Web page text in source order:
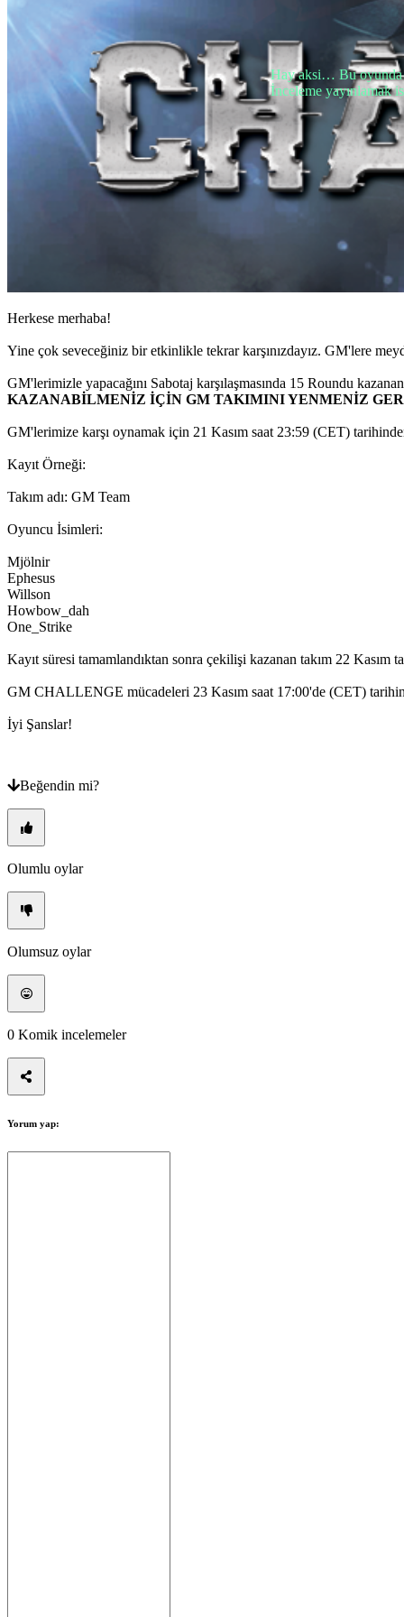
TR
Forumlar
Herkese merhaba!
Yine çok seveceğiniz bir etkinlikle tekrar karşınızdayız. GM'lere
GM'lerimizle yapacağını Sabotaj karşılaşmasında 15 Roundu
KAZANABİLMENİZ İÇİN GM TAKIMINI YENMENİZ
GM'lerimize karşı oynamak için 21 Kasım saat 23:59 (CET)
Kayıt Örneği:
Takım adı: GM Team
Oyuncu İsimleri:
Mjölnir
Ephesus
Willson
Howbow_dah
One_Strike
Kayıt süresi tamamlandıktan sonra çekilişi kazanan takım 22 Kasım
GM CHALLENGE mücadeleri 23 Kasım saat 17:00'de (CET)
İyi Şanslar!
Beğendin mi?
Olumlu oylar
Olumsuz oylar
0 Komik incelemeler
Yorum yap:
Hay aksi… Bu oyunda
İnceleme yayınlamak